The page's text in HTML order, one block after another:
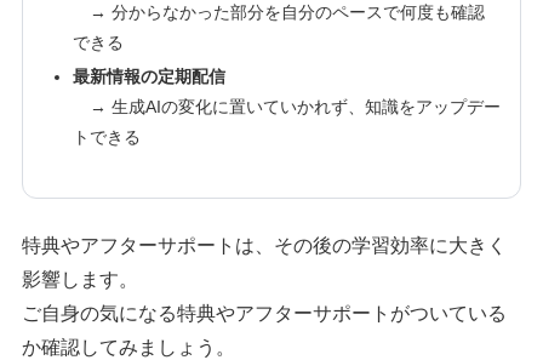
→ 分からなかった部分を自分のペースで何度も確認
できる
最新情報の定期配信
→ 生成AIの変化に置いていかれず、知識をアップデー
トできる
特典やアフターサポートは、その後の学習効率に大きく
影響します。
ご自身の気になる特典やアフターサポートがついている
か確認してみましょう。